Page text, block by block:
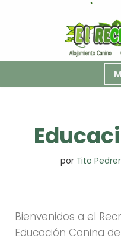
contenido
por Tito
Bienvenidos a el
Educación Canina